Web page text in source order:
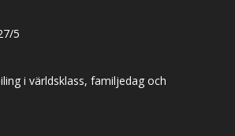
5
i världsklass, familjedag och